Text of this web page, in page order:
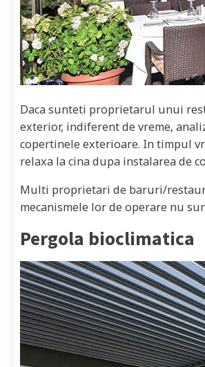
Daca sunteti proprietarul unui
exterior, indiferent de vreme,
copertinele exterioare. In timpul
relaxa la cina dupa instalarea de
Multi proprietari de baruri/
mecanismele lor de operare nu
Pergola bioclimatica